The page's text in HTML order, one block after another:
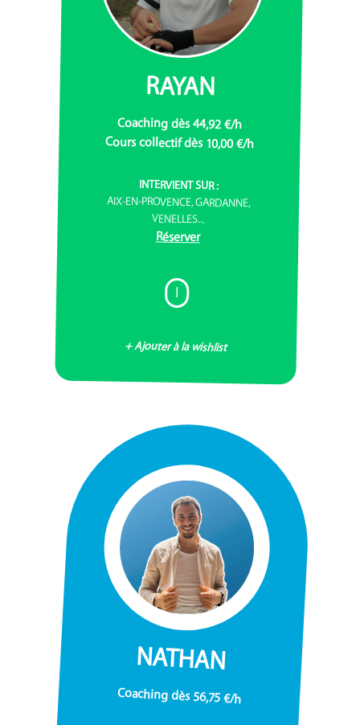
RAYAN
Coaching dès 44,92 €/h
Cours collectif dès 10,00 €/h
INTERVIENT SUR :
AIX-EN-PROVENCE, GARDANNE,
VENELLES...
Réserver
I
+ Ajouter à la wishlist
NATHAN
Coaching dès 56,75 €/h